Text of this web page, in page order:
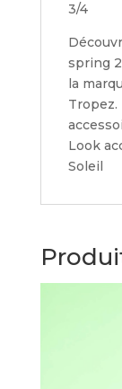
3/4
spring
la
Tropez.
Look
Soleil